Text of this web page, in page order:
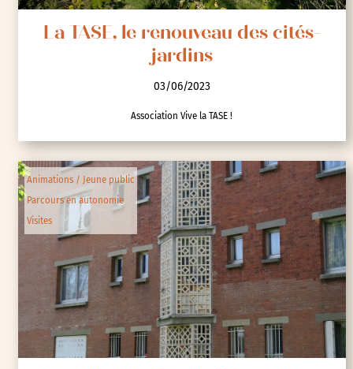
La TASE, le renouveau des cités-
jardins
03/06/2023
Association Vive la TASE !
Animations / Jeune public
Parcours en autonomie
Visites